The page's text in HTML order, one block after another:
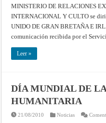
MINISTERIO DE RELACIONES
INTERNACIONAL Y CULTO se
UNIDO DE GRAN BRETAÑA E
comunicación recibida por el
Leer »
DÍA MUNDIAL DE
HUMANITARIA
21/08/2010 Noticias